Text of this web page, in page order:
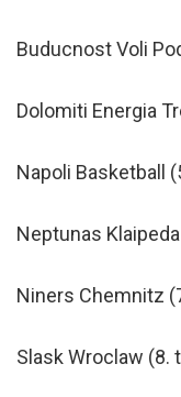
Buducnost Voli
Dolomiti Energia
Napoli Basketball
Neptunas
Niners Chemnitz
Slask Wroclaw (8.